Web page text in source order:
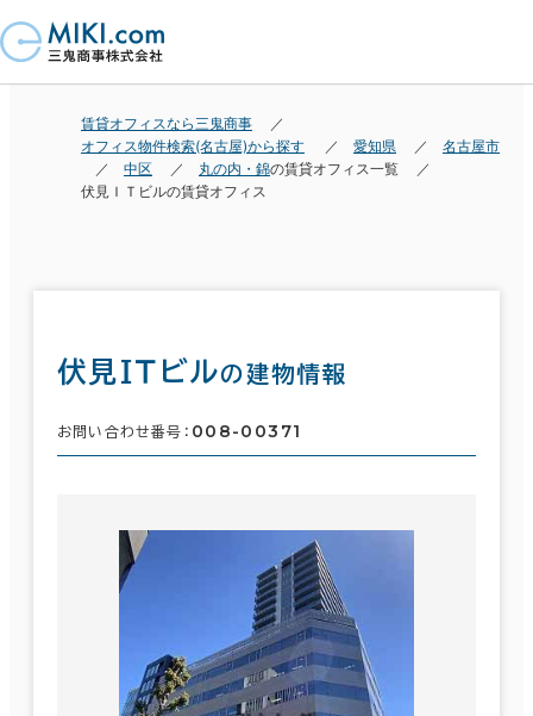
賃貸オフィスなら三鬼商事
オフィス物件検索(名古屋)から探す
愛知県
名古屋市
中区
丸の内・錦の賃貸オフィス一覧
伏見ＩＴビルの賃貸オフィス
伏見ＩＴビルの建物情報
お問い合わせ番号： 008-00371